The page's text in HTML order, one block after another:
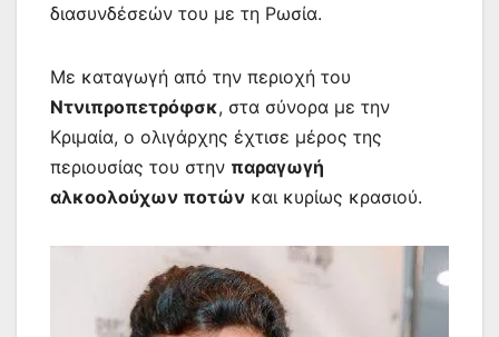
διασυνδέσεών του με τη Ρωσία.
Με καταγωγή από την περιοχή του
Ντνιπροπετρόφσκ, στα σύνορα με την
Κριμαία, ο ολιγάρχης έχτισε μέρος της
περιουσίας του στην παραγωγή
αλκοολούχων ποτών και κυρίως κρασιού.